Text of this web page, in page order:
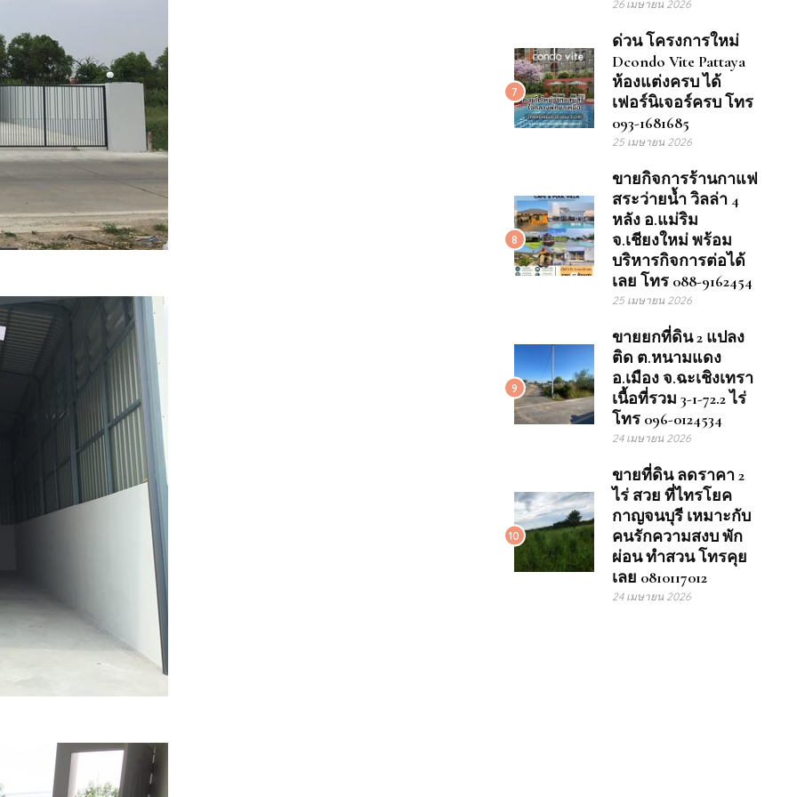
26 เมษายน 2026
7
ด่วน โครงการใหม่
Dcondo Vite Pattaya
ห้องแต่งครบ ได้
เฟอร์นิเจอร์ครบ โทร
093-1681685
25 เมษายน 2026
8
ขายกิจการร้านกาแฟ
สระว่ายน้ำ วิลล่า 4
หลัง อ.แม่ริม
จ.เชียงใหม่ พร้อม
บริหารกิจการต่อได้
เลย โทร 088-9162454
25 เมษายน 2026
9
ขายยกที่ดิน 2 แปลง
ติด ต.หนามแดง
อ.เมือง จ.ฉะเชิงเทรา
เนื้อที่รวม 3-1-72.2 ไร่
โทร 096-0124534
24 เมษายน 2026
10
ขายที่ดิน ลดราคา 2
ไร่ สวย ที่ไทรโยค
กาญจนบุรี เหมาะกับ
คนรักความสงบ พัก
ผ่อน ทำสวน โทรคุย
เลย 0810117012
24 เมษายน 2026